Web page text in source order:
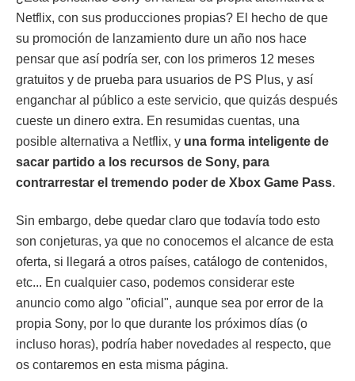
Netflix, con sus producciones propias? El hecho de que
su promoción de lanzamiento dure un año nos hace
pensar que así podría ser, con los primeros 12 meses
gratuitos y de prueba para usuarios de PS Plus, y así
enganchar al público a este servicio, que quizás después
cueste un dinero extra. En resumidas cuentas, una
posible alternativa a Netflix, y una forma inteligente de
sacar partido a los recursos de Sony, para
contrarrestar el tremendo poder de Xbox Game Pass.
Sin embargo, debe quedar claro que todavía todo esto
son conjeturas, ya que no conocemos el alcance de esta
oferta, si llegará a otros países, catálogo de contenidos,
etc... En cualquier caso, podemos considerar este
anuncio como algo "oficial", aunque sea por error de la
propia Sony, por lo que durante los próximos días (o
incluso horas), podría haber novedades al respecto, que
os contaremos en esta misma página.